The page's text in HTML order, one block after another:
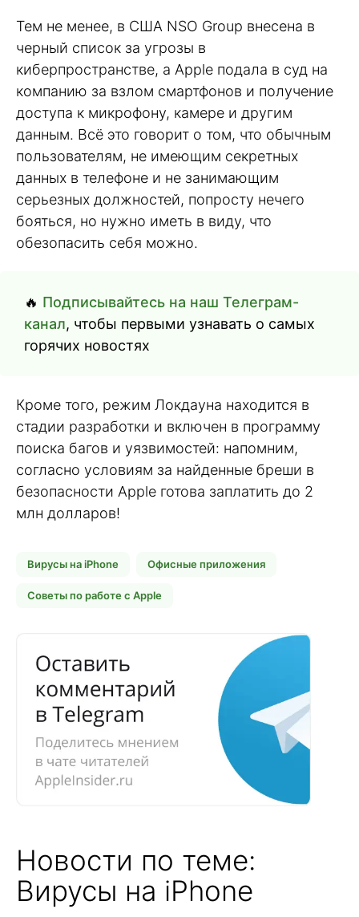
Тем не менее, в США NSO Group внесена в
черный список за угрозы в
киберпространстве, а Apple подала в суд на
компанию за взлом смартфонов и получение
доступа к микрофону, камере и другим
данным. Всё это говорит о том, что обычным
пользователям, не имеющим секретных
данных в телефоне и не занимающим
серьезных должностей, попросту нечего
бояться, но нужно иметь в виду, что
обезопасить себя можно.
🔥 Подписывайтесь на наш Телеграм-
канал, чтобы первыми узнавать о самых
горячих новостях
Кроме того, режим Локдауна находится в
стадии разработки и включен в программу
поиска багов и уязвимостей: напомним,
согласно условиям за найденные бреши в
безопасности Apple готова заплатить до 2
млн долларов!
Вирусы на iPhone Офисные приложения
Советы по работе с Apple
Новости по теме:
Вирусы на iPhone